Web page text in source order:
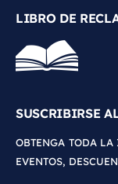
LIBRO DE
SUSCRIBIRSE
OBTENGA TODA LA
EVENTOS,